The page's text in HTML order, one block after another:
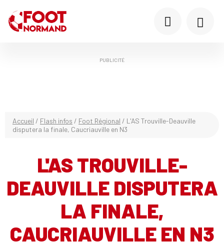
PUBLICITÉ
Accueil / Flash infos / Foot Régional / L'AS Trouville-Deauville
disputera la finale, Caucriauville en N3
L'AS TROUVILLE-
DEAUVILLE DISPUTERA
LA FINALE,
CAUCRIAUVILLE EN N3